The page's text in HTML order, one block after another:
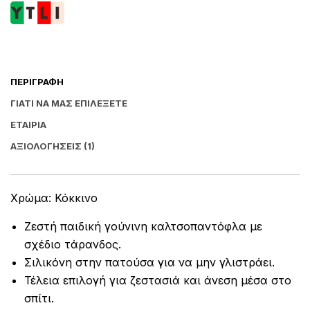
ΠΕΡΙΓΡΑΦΉ
ΓΙΑΤΊ ΝΑ ΜΑΣ ΕΠΙΛΈΞΕΤΕ
ΕΤΑΙΡΊΑ
ΑΞΙΟΛΟΓΉΣΕΙΣ (1)
Χρώμα: Κόκκινο
Ζεστή παιδική γούνινη καλτσοπαντόφλα με
σχέδιο τάρανδος.
Σιλικόνη στην πατούσα για να μην γλιστράει.
Τέλεια επιλογή για ζεστασιά και άνεση μέσα στο
σπίτι.